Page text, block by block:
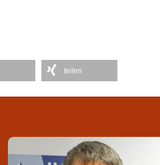
teilen